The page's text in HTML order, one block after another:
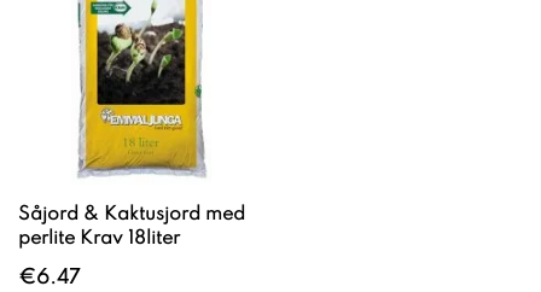
Såjord & Kaktusjord med
perlite Krav 18liter
€6.47